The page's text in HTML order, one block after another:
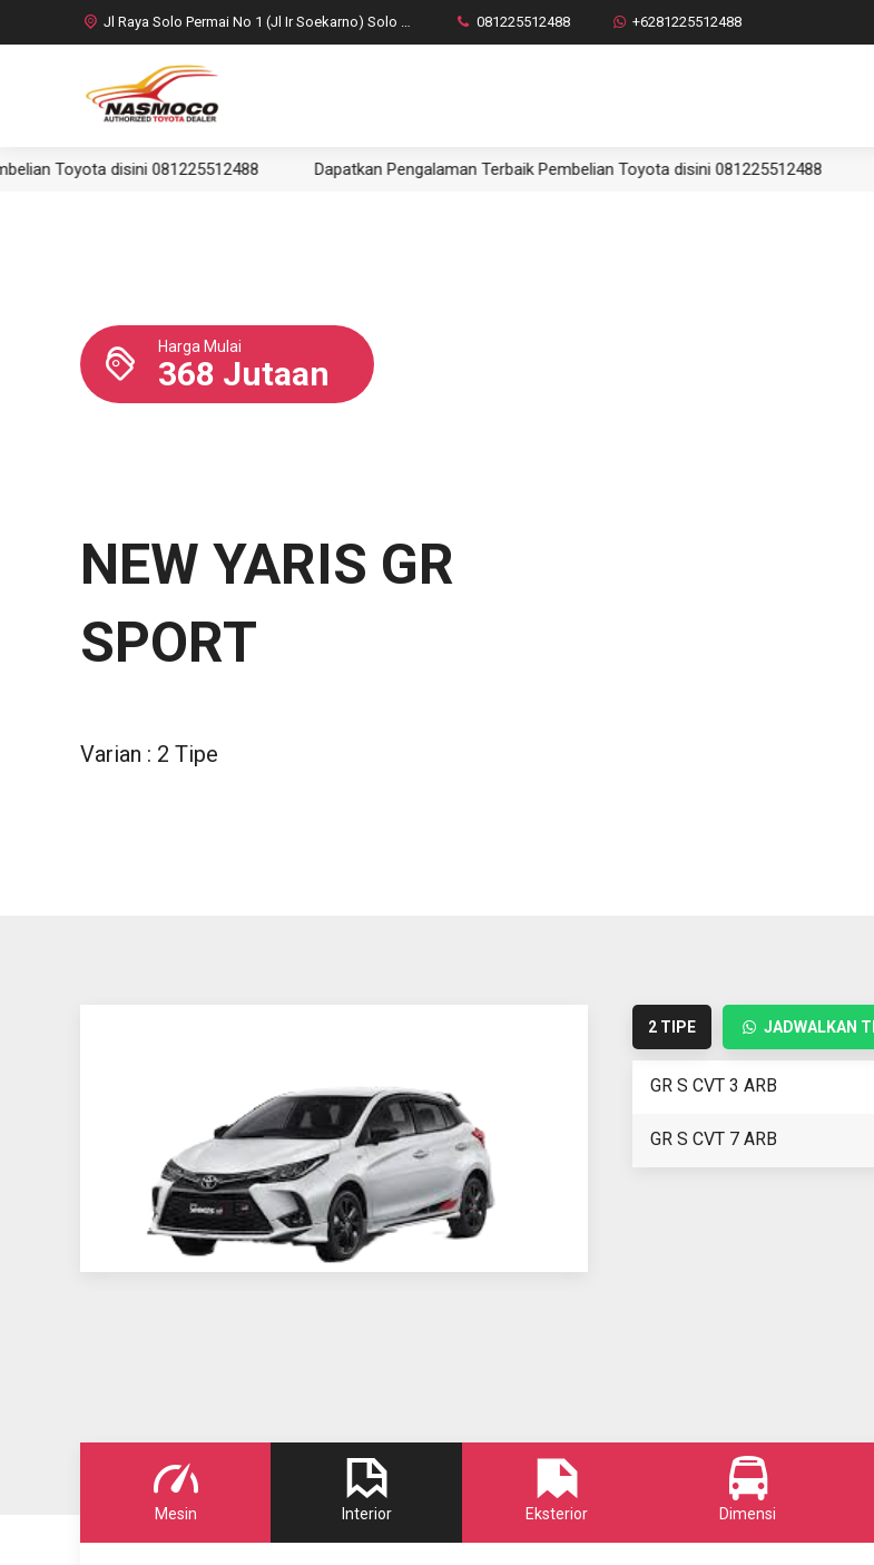
Jl Raya Solo Permai No 1 (Jl Ir Soekarno) Solo Baru Sukoharjo 081225512488 +6281225512488
disini 081225512488 Dapatkan Pengalaman Terbaik Pembelian Toyota disini 081225512488
Harga Mulai
368 Jutaan
NEW YARIS GR
SPORT
Varian : 2 Tipe
2 TIPE JADWALKAN
GR S CVT 3 ARB
GR S CVT 7 ARB
Mesin Interior Eksterior Dimensi